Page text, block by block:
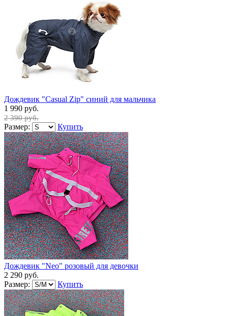
Дождевик "Casual Zip" синий для мальчика
1 990 руб.
2 390 руб.
Размер: Купить
Дождевик "Neo" розовый для девочки
2 290 руб.
Размер:
Купить